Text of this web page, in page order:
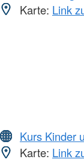
Karte: Link
Kurs Kinder
Karte: Link